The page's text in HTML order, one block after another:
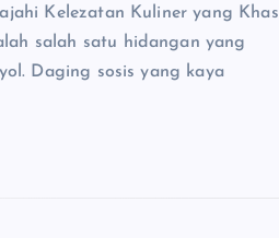
Kelezatan Kuliner yang Khas
salah satu hidangan yang
Daging sosis yang kaya